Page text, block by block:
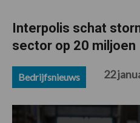
Interpolis schat
sector op 20 miljoen
Bedrijfsnieuws 22